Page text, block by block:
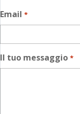
Email *
Il tuo messaggio *